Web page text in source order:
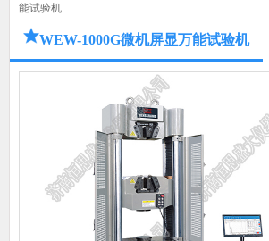
能试验机
WEW-1000G微机屏显万能试验机